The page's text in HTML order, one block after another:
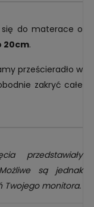
się do materace o
20cm.
prześcieradło w
zakryć całe
przedstawiały
są jednak
Twojego monitora.